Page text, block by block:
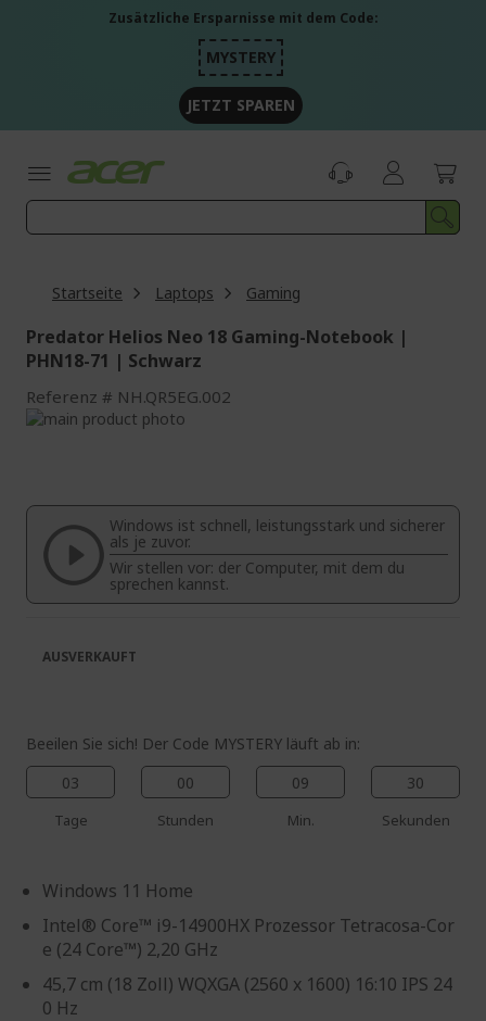
Zusätzliche Ersparnisse mit dem Code:
MYSTERY
JETZT SPAREN
Startseite Laptops Gaming
Predator Helios Neo 18 Gaming-Notebook |
PHN18-71 | Schwarz
Referenz NH.QR5EG.002
Zum
springen
Bildgalerie
springen
Windows ist schnell, leistungsstark und sicherer
als je zuvor.
Wir stellen vor: der Computer, mit dem du
sprechen kannst.
Beeilen Sie sich! Der Code MYSTERY läuft ab in:
03
Tage
00
Stunden
09
Min.
30
Sekunden
Windows 11 Home
Intel® Core™ i9-14900HX Prozessor Tetracosa-Cor
e (24 Core™) 2,20 GHz
45,7 cm (18 Zoll) WQXGA (2560 x 1600) 16:10 IPS 24
0 Hz
AUSVERKAUFT